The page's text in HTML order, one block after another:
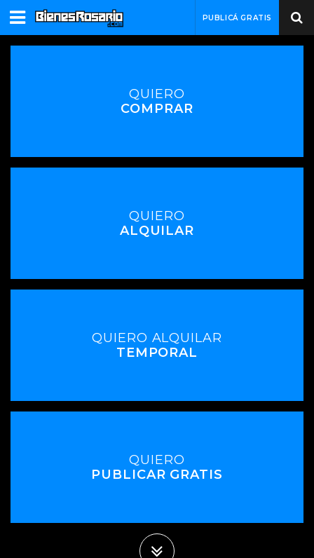
PUBLICÁ GRATIS
QUIERO
COMPRAR
QUIERO
ALQUILAR
QUIERO ALQUILAR
TEMPORAL
QUIERO
PUBLICAR GRATIS